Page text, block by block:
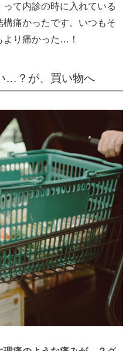
て内診の時に入れている
痛かったです。いつもそ
より痛かった…！
…？が、買い物へ